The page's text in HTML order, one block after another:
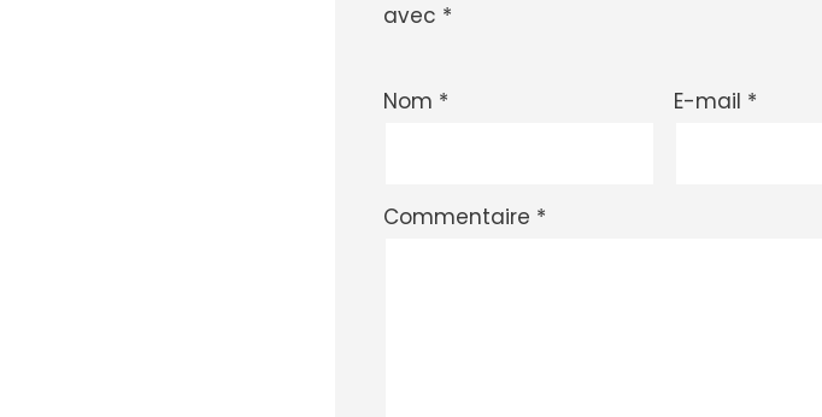
avec *
Nom * E-mail *
Commentaire *